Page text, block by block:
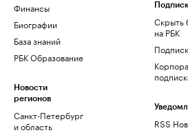
Финансы
Биографии
База знаний
РБК Образование
Новости
регионов
Санкт-Петербург
и область
Скрыть
на РБК
RSS